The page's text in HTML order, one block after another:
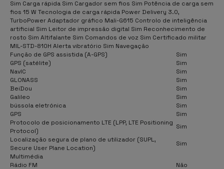
Sim Carga rápida Sim Cargador sem fios Sim Potência de carga sem
fios 15 W Tecnologia de carga rápida Power Delivery 3.0,
TurboPower Adaptador gráfico Mali-G615 Controlo de inteligência
artificial Sim Leitor de impressão digital Sim Reconhecimento de
rosto Sim Altifalante Sim Comandos de voz Sim Certificado militar
MIL-STD-810H Alerta vibratório Sim Navegação
Função de GPS assistida (A-GPS)
Sim
GPS (satélite)
Sim
NavIC
Sim
GLONASS
Sim
BeiDou
Sim
Galileo
Sim
bússola eletrónica
Sim
GPS
Sim
Protocolo de posicionamento LTE (LPP, LTE Positioning
Protocol)
Sim
Localização segura de plano de utilizador (SUPL,
Secure User Plane Location)
Sim
Multimédia
Rádio FM
Não